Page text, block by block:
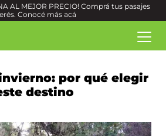
AL MEJOR PRECIO! Comprá tus pasajes
Conocé más acá
por qué elegir
destino